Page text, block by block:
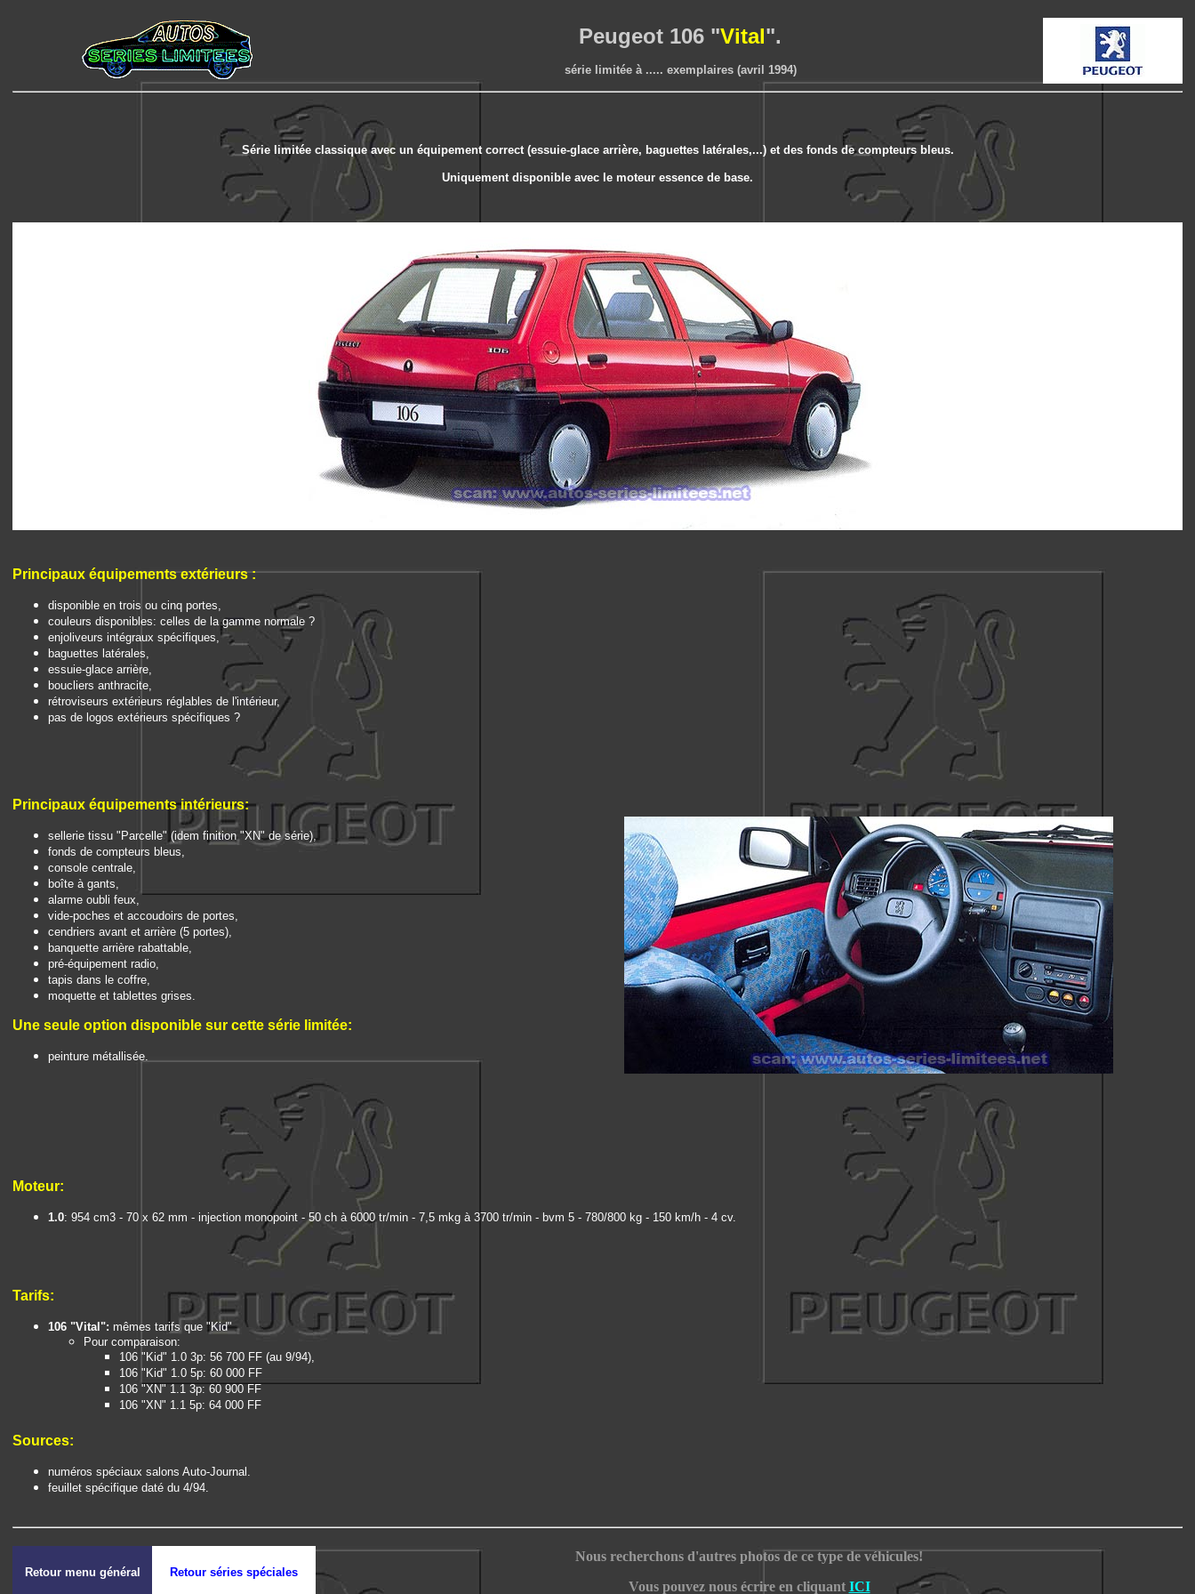
Peugeot 106 "Vital".
série limitée à ..... exemplaires (avril 1994)
Série limitée classique avec un équipement correct (essuie-glace arrière, baguettes latérales,...) et des fonds de compteurs bleus.
Uniquement disponible avec le moteur essence de base.
Principaux équipements extérieurs:
disponible en trois ou cinq portes,
couleurs disponibles: celles de la gamme normale ?
enjoliveurs intégraux spécifiques,
baguettes latérales,
essuie-glace arrière,
boucliers anthracite,
rétroviseurs extérieurs réglables de l'intérieur,
pas de logos extérieurs spécifiques ?
Principaux équipements intérieurs:
sellerie tissu "Parcelle" (idem finition "XN" de série),
fonds de compteurs bleus,
console centrale,
boîte à gants,
alarme oubli feux,
vide-poches et accoudoirs de portes,
cendriers avant et arrière (5 portes),
banquette arrière rabattable,
pré-équipement radio,
tapis dans le coffre,
moquette et tablettes grises.
Une seule option disponible sur cette série limitée:
peinture métallisée.
Moteur:
1.0: 954 cm3 - 70 x 62 mm - injection monopoint - 50 ch à 6000 tr/min - 7,5 mkg à 3700 tr/min - bvm 5 - 780/800 kg - 150 km/h - 4 cv.
Tarifs:
106 "Vital": mêmes tarifs que "Kid"
Pour comparaison:
106 "Kid" 1.0 3p: 56 700 FF (au 9/94),
106 "Kid" 1.0 5p: 60 000 FF
106 "XN" 1.1 3p: 60 900 FF
106 "XN" 1.1 5p: 64 000 FF
Sources:
numéros spéciaux salons Auto-Journal.
feuillet spécifique daté du 4/94.
Retour menu général Retour séries spéciales
Nous recherchons d'autres photos de ce type de véhicules!
Vous pouvez nous écrire en cliquant ICI